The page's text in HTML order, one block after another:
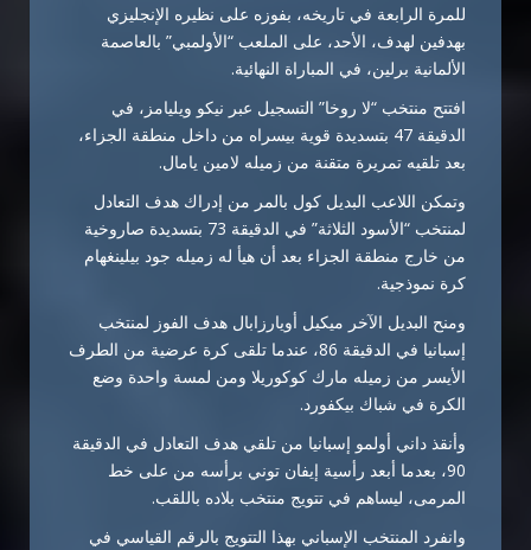
للمرة الرابعة في تاريخه، بفوزه على نظيره الإنجليزي
بهدفين لهدف، الأحد، على الملعب “الأولمبي” بالعاصمة
الألمانية برلين، في المباراة النهائية.
افتتح منتخب “لا روخا” التسجيل عبر نيكو ويليامز، في
الدقيقة 47 بتسديدة قوية بيسراه من داخل منطقة الجزاء،
بعد تلقيه تمريرة متقنة من زميله لامين يامال.
وتمكن اللاعب البديل كول بالمر من إدراك هدف التعادل
لمنتخب “الأسود الثلاثة” في الدقيقة 73 بتسديدة صاروخية
من خارج منطقة الجزاء بعد أن هيأ له زميله جود بيلينغهام
كرة نموذجية.
ومنح البديل الآخر ميكيل أويارزابال هدف الفوز لمنتخب
إسبانيا في الدقيقة 86، عندما تلقى كرة عرضية من الطرف
الأيسر من زميله مارك كوكوريلا ومن لمسة واحدة وضع
الكرة في شباك بيكفورد.
وأنقذ داني أولمو إسبانيا من تلقي هدف التعادل في الدقيقة
90، بعدما أبعد رأسية إيفان توني برأسه من على خط
المرمى، ليساهم في تتويج منتخب بلاده باللقب.
وانفرد المنتخب الإسباني بهذا التتويج بالرقم القياسي في